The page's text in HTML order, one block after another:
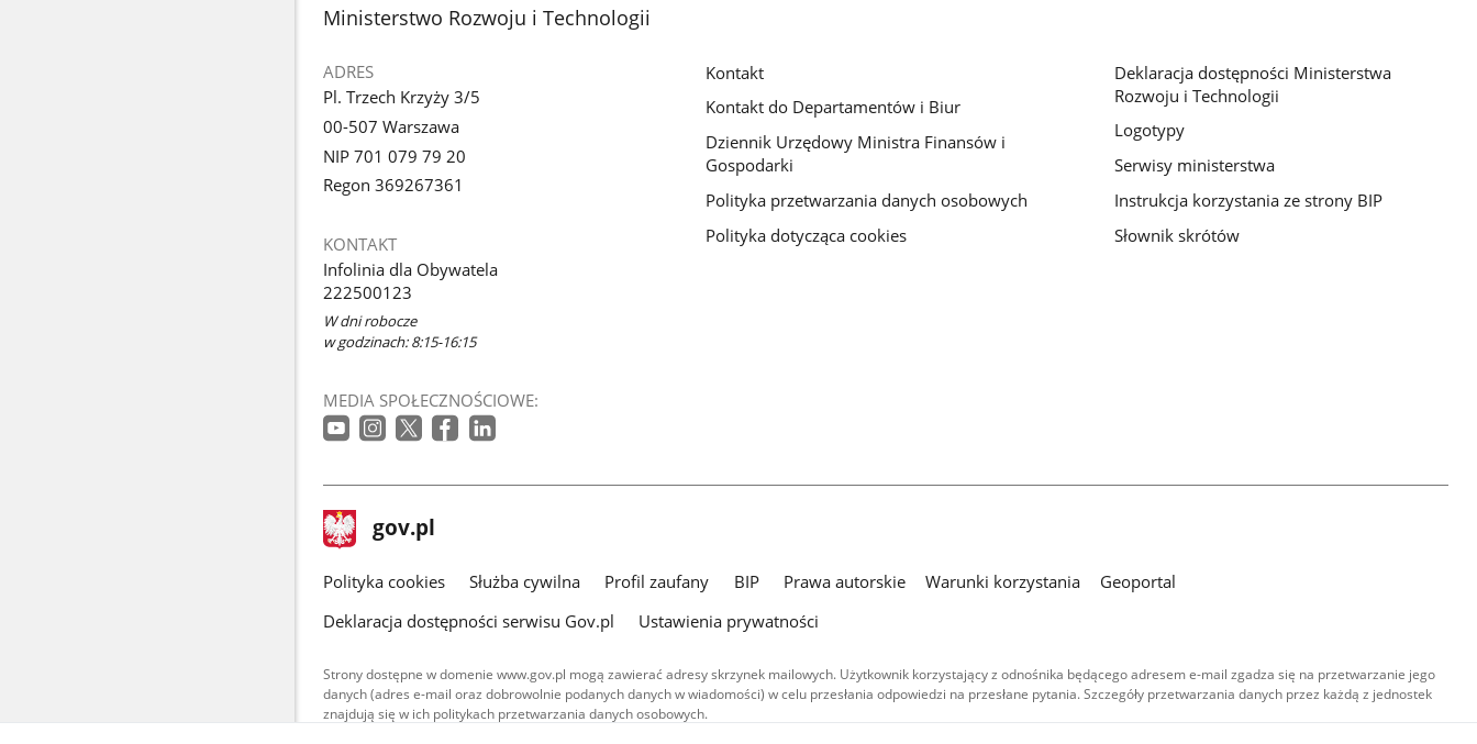
stopka
Ministerstwo Rozwoju i Technologii
ADRES
Pl. Trzech Krzyży 3/5
00-507 Warszawa
NIP 701 079 79 20
Regon 369267361
KONTAKT
Infolinia dla Obywatela
222500123
W dni robocze
w godzinach: 8:15-16:15
MEDIA SPOŁECZNOŚCIOWE:
Kontakt
Kontakt do Departamentów i Biur
Dziennik Urzędowy Ministra Finansów i
Gospodarki
Polityka przetwarzania danych osobowych
Polityka dotycząca cookies
Deklaracja dostępności Ministerstwa
Rozwoju i Technologii
Logotypy
Serwisy ministerstwa
Instrukcja korzystania ze strony BIP
Słownik skrótów
stopka
gov.pl Strona
gov.pl
gov.pl
Polityka cookies Służba cywilna Profil zaufany BIP Prawa autorskie Warunki korzystania
Geoportal
Deklaracja dostępności serwisu Gov.pl
Ustawienia prywatności
Strony dostępne w domenie www.gov.pl mogą zawierać adresy skrzynek mailowych. Użytkownik korzystający z odnośnika będącego adresem e-mail zgadza się na przetwarzanie jego
danych (adres e-mail oraz dobrowolnie podanych danych w wiadomości) w celu przesłania odpowiedzi na przesłane pytania. Szczegóły przetwarzania danych przez każdą z jednostek
znajdują się w ich politykach przetwarzania danych osobowych.